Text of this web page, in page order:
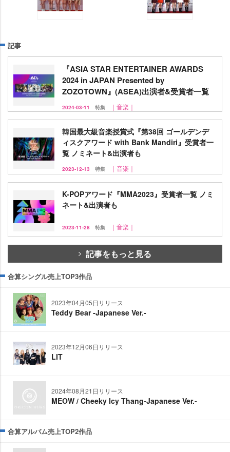
記事
『ASIA STAR ENTERTAINER AWARDS
2024 in JAPAN Presented by
ZOZOTOWN』(ASEA)出演者&受賞者一覧
2024-03-11 特集 ｜音楽｜
韓国最大級音楽授賞式『第38回 ゴールデンデ
ィスクアワード with Bank Mandiri』受賞者一
覧 ノミネート&出演者も
2023-12-13 特集 ｜音楽｜
K-POPアワード『MMA2023』受賞者一覧 ノミ
ネート&出演者も
2023-11-28 特集 ｜音楽｜
記事をもっと見る
合算シングル売上TOP3作品
2023年04月05日リリース
Teddy Bear -Japanese Ver.-
2023年12月06日リリース
LIT
2024年08月21日リリース
MEOW / Cheeky Icy Thang-Japanese Ver.-
合算アルバム売上TOP2作品